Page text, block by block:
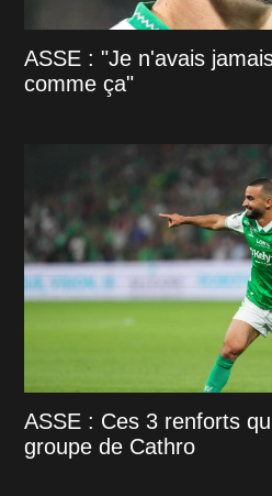
ASSE : "Je n'avais
comme ça"
ASSE : Ces 3 renforts
groupe de Cathro